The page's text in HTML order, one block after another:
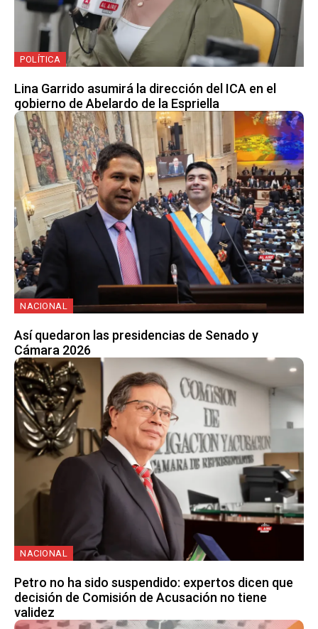
POLÍTICA
Lina Garrido asumirá la dirección del ICA en el
gobierno de Abelardo de la Espriella
NACIONAL
Así quedaron las presidencias de Senado y
Cámara 2026
NACIONAL
Petro no ha sido suspendido: expertos dicen que
decisión de Comisión de Acusación no tiene
validez